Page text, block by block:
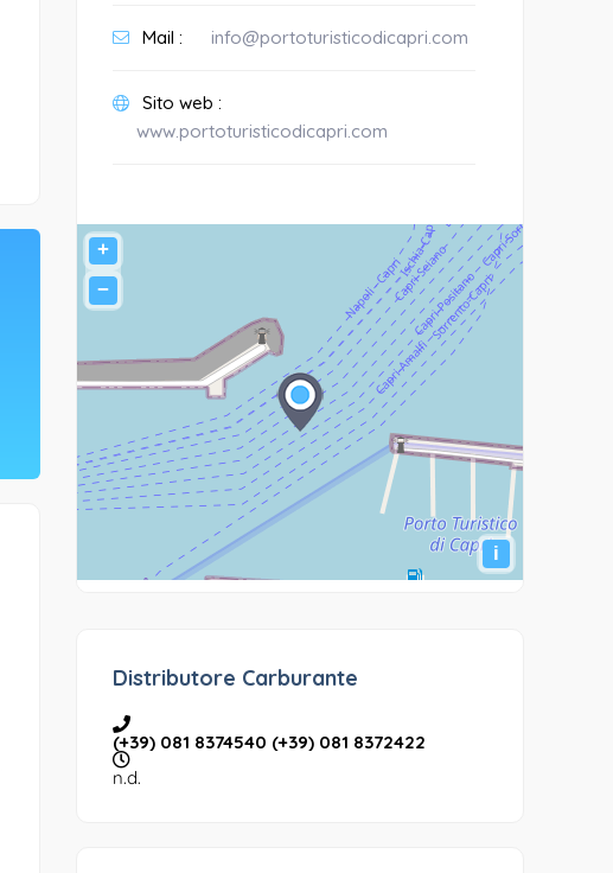
Mail : info@portoturisticodicapri.com
Sito web :
www.portoturisticodicapri.com
+
−
i
Distributore Carburante
(+39) 081 8374540 (+39) 081 8372422
n.d.